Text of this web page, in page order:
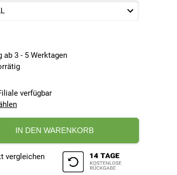
ab 3 - 5 Werktagen
verfügbar
IN DEN WARENKORB
vergleichen